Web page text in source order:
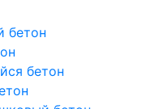
бетон
бетон